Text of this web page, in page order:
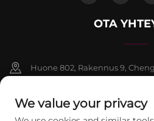
OTA
Huone 802, Rakennus 9,
+86-13911459627
We value your privacy